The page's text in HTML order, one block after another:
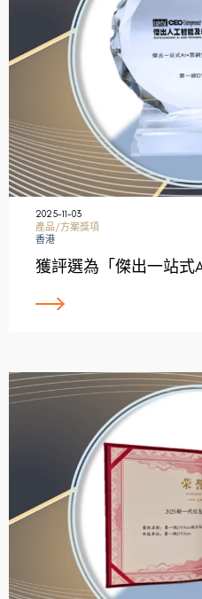
2025-11-03
產品/方案獎項
香港
獲評選為「傑出一站式